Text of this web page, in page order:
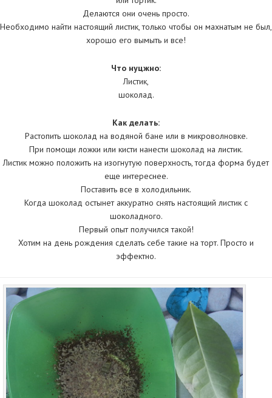
Делаются они очень просто.
Необходимо найти настоящий листик, только чтобы он махнатым не был,
хорошо его вымыть и все!
Что нуцжно:
Листик,
шоколад.
Как делать:
Растопить шоколад на водяной бане или в микроволновке.
При помощи ложки или кисти нанести шоколад на листик.
Листик можно положить на изогнутую поверхность, тогда форма будет
еще интереснее.
Поставить все в холодильник.
Когда шоколад остынет аккуратно снять настоящий листик с
шоколадного.
Первый опыт получился такой!
Хотим на день рождения сделать себе такие на торт. Просто и
эффектно.